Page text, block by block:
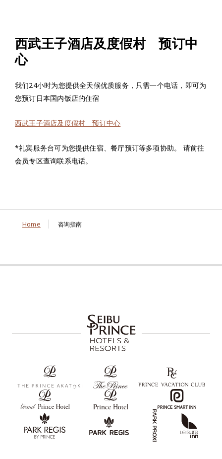
西武王子酒店及度假村 预订中
心
我们24小时为您提供全天候优质服务，只需一个电话，即可为
您预订日本国内饭店的住宿
西武王子酒店及度假村 预订中心
*礼宾服务台可为您提供住宿、餐厅预订等多项协助。 请前往
会员专区查询联系电话。
Home 咨询指南